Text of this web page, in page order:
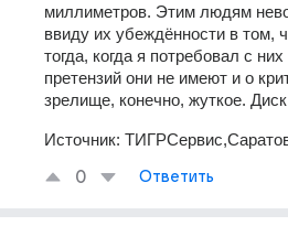
миллиметров. Этим людям
ввиду их убеждённости в том,
тогда, когда я потребовал с
претензий они не имеют и о
зрелище, конечно, жуткое.
Источник:
0 Ответить